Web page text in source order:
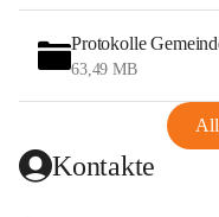
Protokolle
63,49 MB
Kontakte